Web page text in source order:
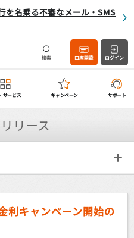
を名乗る不審なメール・SMS
検索 口座開設 ログイン
サービス キャンペーン サポート
リース
利キャンペーン開始の